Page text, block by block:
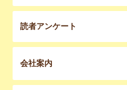
読者アンケート
会社案内